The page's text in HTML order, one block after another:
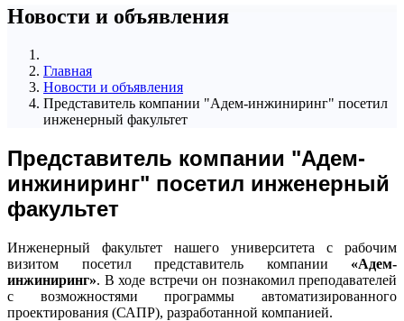
Новости и объявления
Главная
Новости и объявления
Представитель компании "Адем-инжиниринг" посетил
инженерный факультет
Представитель компании "Адем-
инжиниринг" посетил инженерный
факультет
Инженерный факультет нашего университета с рабочим
визитом посетил представитель компании «Адем-
инжиниринг». В ходе встречи он познакомил преподавателей
с возможностями программы автоматизированного
проектирования (САПР), разработанной компанией.